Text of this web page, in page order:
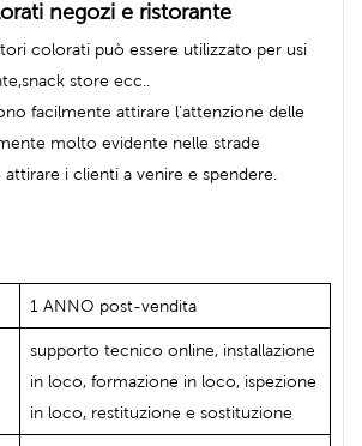
negozi e ristorante
colorati può essere utilizzato per usi
store ecc..
facilmente attirare l'attenzione delle
molto evidente nelle strade
i clienti a venire e spendere.
1 ANNO post-vendita
supporto tecnico online, installazione
in loco, formazione in loco, ispezione
in loco, restituzione e sostituzione